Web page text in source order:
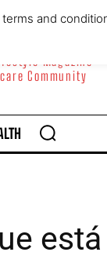
Magazine
Community
and